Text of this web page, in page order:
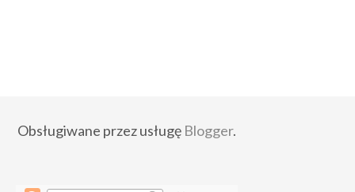
Obsługiwane przez usługę Blogger.